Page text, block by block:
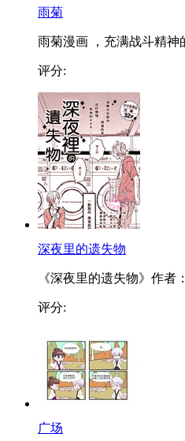
雨菊
雨菊漫画 ，充满战斗精神
评分:
深夜里的遗失物
《深夜里的遗失物》作者
评分:
广场